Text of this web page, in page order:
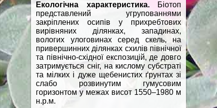
Екологічна характеристика.Біотоп
представлений угрупованнями
закріплених осипів у прихребтових
вирівняних ділянках, западинах,
вологих улоговинах серед скель, на
привершинних ділянках схилів північної
та північно-східної експозицій, де довго
затримується сніг, на кислому субстраті
та мілких і дуже щебенистих ґрунтах зі
слабо розвинутим гумусовим
горизонтом у межах висот 1550–1980 м
н.р.м.